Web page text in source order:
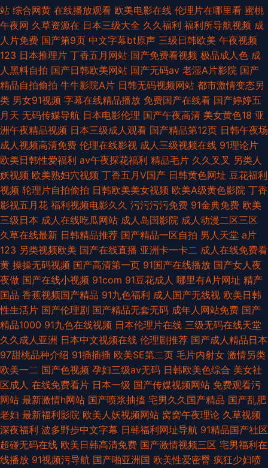
站 综合网黄 在线播放观看 欧美电影在线 伦理片在哪里看 蜜桃
午夜网 久草资源在 日本三级大全 久久福利 福利所导航视频 成
人片免费 国产第9页 中文字幕bt原声 三级日韩欧美 午夜视频
123 日本推理片 丁香五月网站 国产免费看视频 极品成人色 成
人黑料自拍 国产日韩欧美网站 国产无码av 老湿A片影院 国产
精品自拍偷拍 牛牛影院A片 日韩无码视频网站 都市激情变态另
类 男女91视频 字幕在线精品播放 免费国产在线看 国产婷婷五
月天 无码传媒导航 日本电影伦理 国产午夜高清 美女黄色18 亚
洲午夜精品视频 日本三级成人观看 国产精品第12页 日韩午夜场
成人视频高清免费 伦理在线影视 成人三级视频在线 91理论片
欧美日韩性爱福利 av午夜探花福利 精品毛片 久久叉叉 另类人
妖视频 欧美熟妇穴视频 丁香五月V国产 日韩黄色网址 豆花福利
视频 轮理片自拍偷拍 日韩欧美美女视频 欧美A级黄色影院 丁香
影视五月花 福利视频电影久久 污污污污免费 91金典免费 欧美
三级日本 成人在线吃瓜网站 成人岛国影院 成人动漫二区三区
久草在线最新 日韩精品推荐 国产精品一区自拍 男人天堂 a片
123 另类视频欧美 国产在线直播 亚洲卡一卡二 成人在线免费看
黄 操操无码视频 国产高清第一页 91国产在线播放 国产女人夜
夜做 国产在线小视频 91com 91豆花成人 哪里有A片网址 精产
国品 香蕉视频国产精品 91九色福利 成人国产无线视 欧美日韩
性生活片 国产伦理剧 国产精品无套无码 成年人网站免费 国产
精品1000 91九色在线视频 日本伦理片在线 三级无码在线天堂
久久成人亚洲 日本中文视频在线 伦理剧推荐 国产成人精品日本
97甜桃品种介绍 91插插插 欧美SE第二页 毛片内射女 激情另类
欧美一二 国产色视频 孕妇三级av无码 日韩欧美色综合 美女社
区成人 在线免费看片 日本一级 国产传媒视频网站 免费观看污
网站 最新激情h网站 国产喷浆抽搐 宅男久久国产精品 国产乱肥
老妇 最新福利影院 欧美人妖视频网站 窝窝午夜理论 久草视频
深夜福利 波多野步中文字幕 日韩福利网址导航 91精品国产社区
超碰无码在线 欧美日韩高清免费 国产激情视频三区 宅男福利在
线播放 91视频污导航 国产啪亚洲国 欧美性爱密臀 疯狂少妇喷